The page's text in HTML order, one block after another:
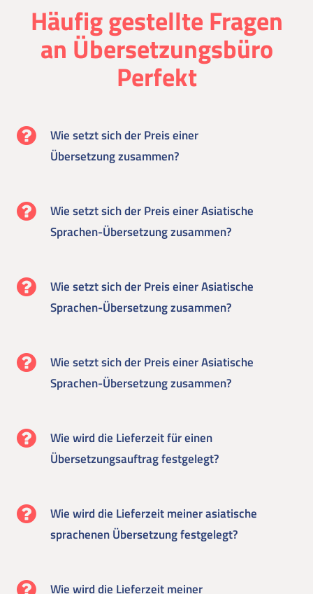
Häufig gestellte Fragen
an Übersetzungsbüro
Perfekt
Wie setzt sich der Preis einer
Übersetzung zusammen?
Wie setzt sich der Preis einer Asiatische
Sprachen-Übersetzung zusammen?
Wie setzt sich der Preis einer Asiatische
Sprachen-Übersetzung zusammen?
Wie setzt sich der Preis einer Asiatische
Sprachen-Übersetzung zusammen?
Wie wird die Lieferzeit für einen
Übersetzungsauftrag festgelegt?
Wie wird die Lieferzeit meiner asiatische
sprachenen Übersetzung festgelegt?
Wie wird die Lieferzeit meiner